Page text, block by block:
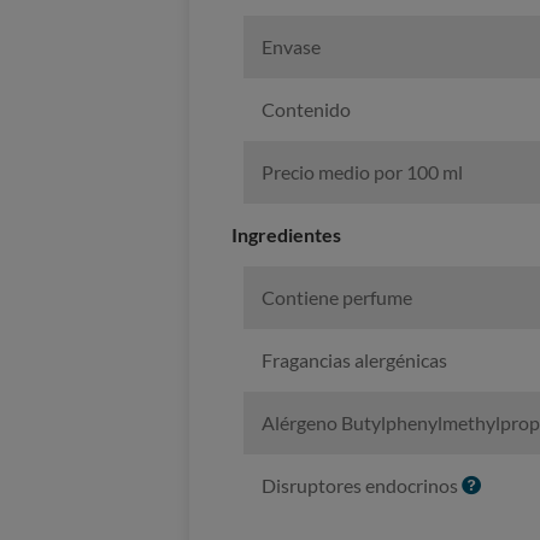
Envase
Contenido
Precio medio por 100 ml
Ingredientes
Contiene perfume
Fragancias alergénicas
Alérgeno
Disruptores endocrinos I